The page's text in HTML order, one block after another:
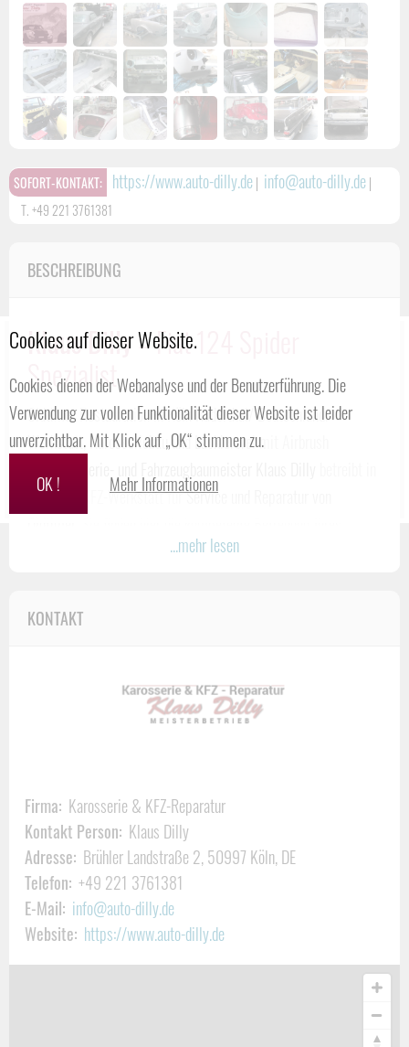
Cookies auf dieser Website.
Cookies dienen der Webanalyse und der Benutzerführung. Die
Verwendung zur vollen Funktionalität dieser Website ist leider
unverzichtbar. Mit Klick auf „OK“ stimmen zu.
OK !
Mehr Informationen
SOFORT-KONTAKT: https://www.auto-dilly.de| info@auto-dilly.de|
T. +49 221 3761381
BESCHREIBUNG
Klaus Dilly– Fiat 124 Spider
Spezialist
Oldtimer Restauration in Köln Raderthal/ Deutschland.
Werkstatt, Karosseriebau und Lackiererei mit Airbrush
Köln eine KFZ-Werkstatt fürService und Reparatur von
Fahrzeugs wie Wartungs- undInstandhaltungsarbeiten
Konservierung
Wartungs- und Inspektionsarbeiten
Reparaturarbeiten
H-Abnahme
Wertgutachten-Erstellung möglich
Arbeitsschritte während der Restaurationsarbeiten
Spezialisiert auf Fiat 124 Spider
Oldtimer Karosserie-Instandsetzung
Instandsetzung von beschädigten Karosserien aus Stahl
...mehr lesen
KONTAKT
Firma: Karosserie & KFZ-Reparatur
Kontakt Person: Klaus Dilly
Adresse: Brühler Landstraße 2, 50997 Köln, DE
Telefon: +49 221 3761381
E-Mail: info@auto-dilly.de
Website: https://www.auto-dilly.de